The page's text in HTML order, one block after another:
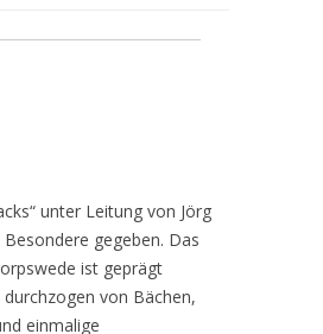
unter Leitung von Jörg
gegeben. Das
ist geprägt
von Bächen,
einmalige